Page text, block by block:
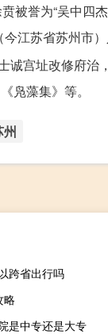
被誉为“吴中四
江苏省苏州市
诚宫址改修府治
凫藻集》等。
州
跨省出行吗
略
是中专还是大专